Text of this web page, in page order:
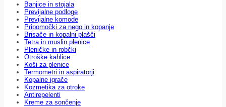
Banjice in stojala
Previjalne podloge
Previjalne komode
Pripomočki za nego in kopanje
Brisače in kopalni plašči
Tetra in muslin plenice
Pleničke in robčki
Otroške kahlice
Koši za plenice
Termometri in aspiratorji
Kopalne igrače
Kozmetika za otroke
Antirepelenti
Kreme za sončenje